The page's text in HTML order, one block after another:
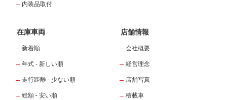
内装品取付
在庫車両
新着順
年式 - 新しい順
走行距離 - 少ない順
総額 - 安い順
店舗情報
会社概要
経営理念
店舗写真
積載車